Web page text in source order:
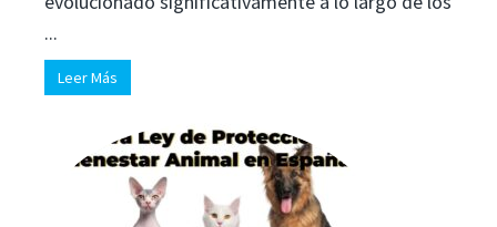
...
Leer Más